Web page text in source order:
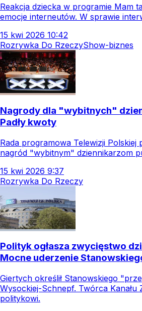
Reakcja dziecka w programie Mam
emocje interneutów. W sprawie
15 kwi 2026 10:42
Rozrywka Do RzeczyShow-biznes
Nagrody dla "wybitnych"
Padły kwoty
Rada programowa Telewizji Polskiej
nagród "wybitnym" dziennikarzom
15 kwi 2026 9:37
Rozrywka Do Rzeczy
Polityk ogłasza zwycięstwo
Mocne uderzenie
Giertych określił Stanowskiego
Wysockiej-Schnepf. Twórca Kanału
politykowi.